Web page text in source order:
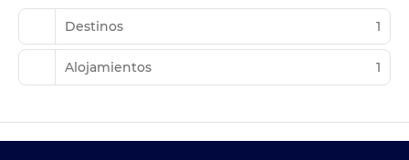
Destinos 1
Alojamientos 1